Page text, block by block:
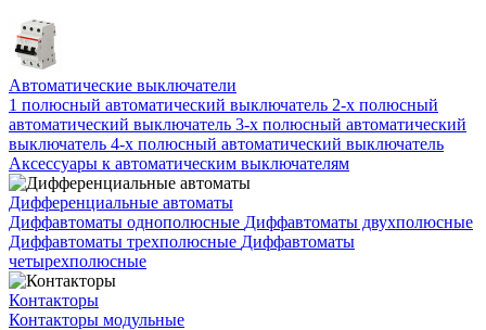
Автоматические выключатели
1 полюсный автоматический выключатель 2-х полюсный
автоматический выключатель 3-х полюсный автоматический
выключатель 4-х полюсный автоматический выключатель
Аксессуары к автоматическим выключателям
Дифференциальные автоматы
Диффавтоматы однополюсные Диффавтоматы двухполюсные
Диффавтоматы трехполюсные Диффавтоматы
четырехполюсные
Контакторы
Контакторы модульные